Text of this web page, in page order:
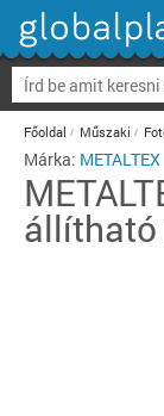
Főoldal Műszaki
Márka: METALTEX
állítható